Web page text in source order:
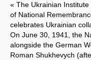
« The Ukrainian Institute
of National
celebrates Ukrainian
On June 30, 1941, the
alongside the German
Roman Shukhevych